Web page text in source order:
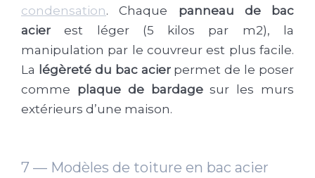
condensation. Chaque panneau de bac
acierest léger (5 kilos par m2), la
manipulation par le couvreur est plus facile.
La légèreté du bac acierpermet de le poser
comme plaque de bardagesur les murs
extérieurs d’une maison.
7 — Modèles de toiture en bac acier